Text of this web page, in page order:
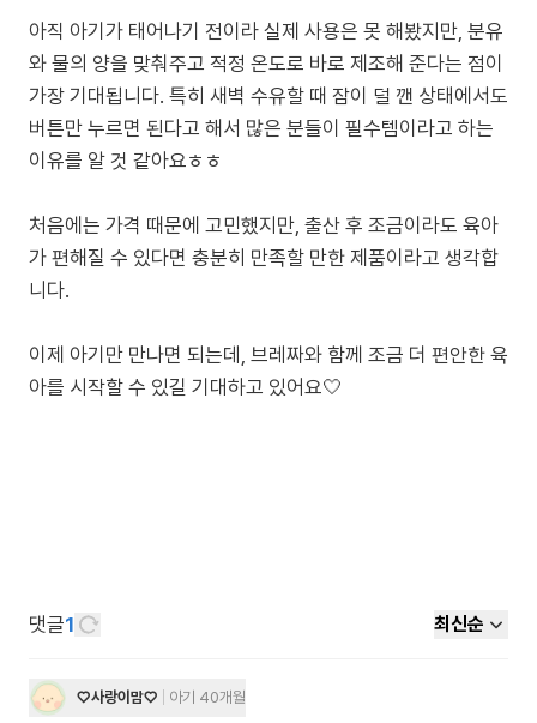
아직 아기가 태어나기 전이라 실제 사용은 못 해봤지만, 분유
와 물의 양을 맞춰주고 적정 온도로 바로 제조해 준다는 점이
가장 기대됩니다. 특히 새벽 수유할 때 잠이 덜 깬 상태에서도
버튼만 누르면 된다고 해서 많은 분들이 필수템이라고 하는
이유를 알 것 같아요ㅎㅎ
처음에는 가격 때문에 고민했지만, 출산 후 조금이라도 육아
가 편해질 수 있다면 충분히 만족할 만한 제품이라고 생각합
니다.
이제 아기만 만나면 되는데, 브레짜와 함께 조금 더 편안한 육
아를 시작할 수 있길 기대하고 있어요🤍
댓글1 최신순
♡사랑이맘♡ 아기 40개월